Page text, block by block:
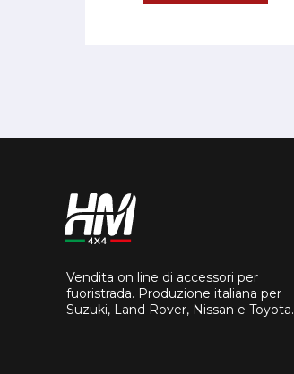
Vendita on line di accessori per
fuoristrada. Produzione italiana per
Suzuki, Land Rover, Nissan e Toyota.